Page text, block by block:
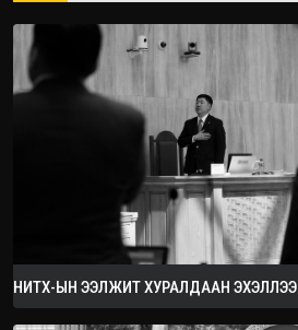
2026.08.08
НИТХ-ЫН ЭЭЛЖИТ ХУРАЛДААН ЭХЭЛЛЭЭ